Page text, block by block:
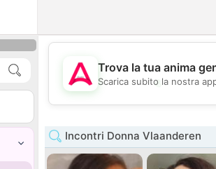
💖
Trova la tua anima
Scarica subito la nostra
Incontri Donna Vlaanderen